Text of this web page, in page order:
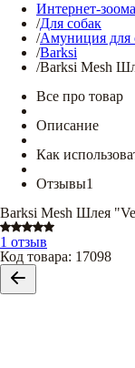
Интернет-
/Для собак
/Амуниция для
/Barksi
/Barksi Mesh
Все про товар
Описание
Как
Отзывы1
Barksi Mesh Шлея
1 отзыв
Код товара: 17098